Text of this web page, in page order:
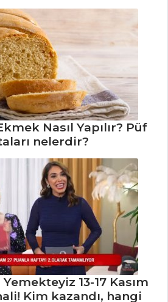
Nasıl Yapılır? Püf
nelerdir?
13-17 Kasım
Kim kazandı, hangi